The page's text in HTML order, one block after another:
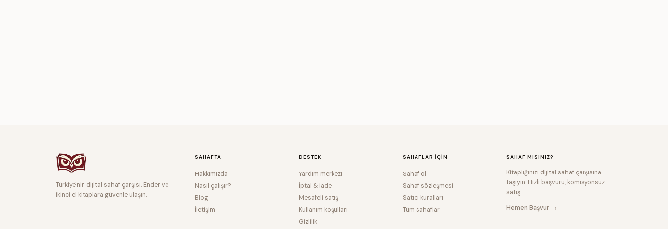
Türkiye'nin dijital sahaf çarşısı. Ender ve
ikinci el kitaplara güvenle ulaşın.
SAHAFTA
Hakkımızda
Nasıl çalışır?
Blog
İletişim
DESTEK
Yardım merkezi
İptal & iade
Mesafeli satış
Kullanım koşulları
Gizlilik
SAHAFLAR IÇIN
Sahaf ol
Sahaf sözleşmesi
Satıcı kuralları
Tüm sahaflar
SAHAF MISINIZ?
Kitaplığınızı dijital sahaf çarşısına
taşıyın. Hızlı başvuru, komisyonsuz
satış.
Hemen Başvur →